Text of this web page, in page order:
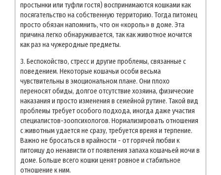
простынки или туфли гостя) воспринимаются кошками как
посягательство на собственную территорию. Тогда питомец
просто обязан напомнить, что он «король» в доме. Эта
причина легко обнаруживается, так как животное мочится
как раз на чужеродные предметы.
3. Беспокойство, стресс и другие проблемы, связанные с
поведением. Некоторые кошачьи особи весьма
чувствительны в эмоциональном плане. Они плохо
переносят обиды, долгое отсутствие хозяина, физические
наказания и просто изменения в семейной рутине. Такой вид
проблемы требует особого подхода, иногда даже участия
специалистов-зоопсихологов. Нормализировать отношения
с животным удается не сразу, требуется время и терпение.
Важно не бросаться в крайности - от горячей любви к
питомцу до ненависти от появления запаха кошачьей мочи в
доме. Больше всего кошки ценят ровное и стабильное
отношение к ним.